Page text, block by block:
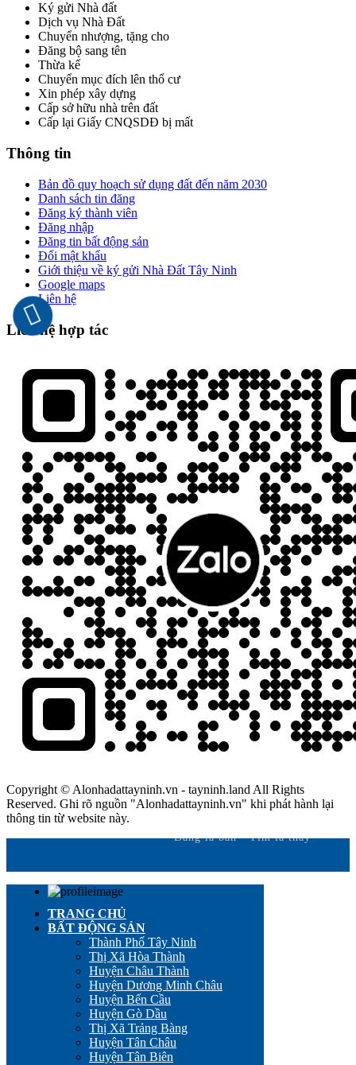
Ký gửi Nhà đất
Dịch vụ Nhà Đất
Chuyển nhượng, tặng cho
Đăng bộ sang tên
Thừa kế
Chuyển mục đích lên thổ cư
Xin phép xây dựng
Cấp sở hữu nhà trên đất
Cấp lại Giấy CNQSDĐ bị mất
Thông tin
Bản đồ quy hoạch sử dụng đất đến năm 2030
Danh sách tin đăng
Đăng ký thành viên
Đăng nhập
Đăng tin bất động sản
Đổi mật khẩu
Giới thiệu về ký gửi Nhà Đất Tây Ninh
Google maps
Liên hệ
Liên hệ hợp tác
Copyright © Alonhadattayninh.vn - tayninh.land All Rights
Reserved. Ghi rõ nguồn "Alonhadattayninh.vn" khi phát hành lại
thông tin từ website này.
Đăng là bán - Tìm là thấy
TRANG CHỦ
BẤT ĐỘNG SẢN
Thành Phố Tây Ninh
Thị Xã Hòa Thành
Huyện Châu Thành
Huyện Dương Minh Châu
Huyện Bến Cầu
Huyện Gò Dầu
Thị Xã Trảng Bàng
Huyện Tân Châu
Huyện Tân Biên